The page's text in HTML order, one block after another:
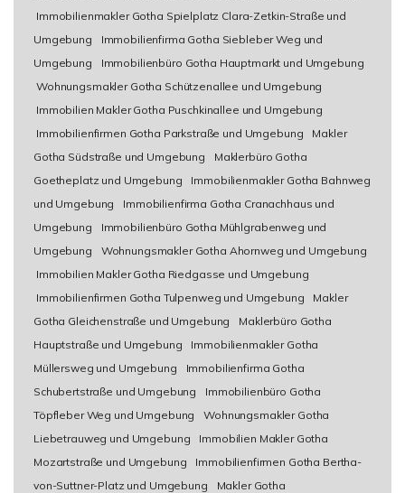
Immobilienmakler Gotha Spielplatz Clara-Zetkin-Straße und
Umgebung
Immobilienfirma Gotha Siebleber Weg und
Umgebung
Immobilienbüro Gotha Hauptmarkt und Umgebung
Wohnungsmakler Gotha Schützenallee und Umgebung
Immobilien Makler Gotha Puschkinallee und Umgebung
Immobilienfirmen Gotha Parkstraße und Umgebung
Makler
Gotha Südstraße und Umgebung
Maklerbüro Gotha
Goetheplatz und Umgebung
Immobilienmakler Gotha Bahnweg
und Umgebung
Immobilienfirma Gotha Cranachhaus und
Umgebung
Immobilienbüro Gotha Mühlgrabenweg und
Umgebung
Wohnungsmakler Gotha Ahornweg und Umgebung
Immobilien Makler Gotha Riedgasse und Umgebung
Immobilienfirmen Gotha Tulpenweg und Umgebung
Makler
Gotha Gleichenstraße und Umgebung
Maklerbüro Gotha
Hauptstraße und Umgebung
Immobilienmakler Gotha
Müllersweg und Umgebung
Immobilienfirma Gotha
Schubertstraße und Umgebung
Immobilienbüro Gotha
Töpfleber Weg und Umgebung
Wohnungsmakler Gotha
Liebetrauweg und Umgebung
Immobilien Makler Gotha
Mozartstraße und Umgebung
Immobilienfirmen Gotha Bertha-
von-Suttner-Platz und Umgebung
Makler Gotha